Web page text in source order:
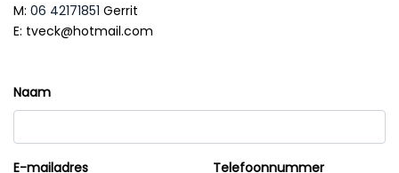
M: 06 42171851 Gerrit
E: tveck@hotmail.com
Naam
E-mailadres Telefoonnummer